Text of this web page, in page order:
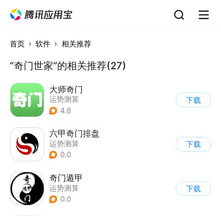
首页 软件 相关推荐
“奇门世家”的相关推荐(27)
大师奇门
运势测算
4.8
下载
六甲奇门排盘
运势测算
0.0
下载
奇门遁甲
运势测算
0.0
下载